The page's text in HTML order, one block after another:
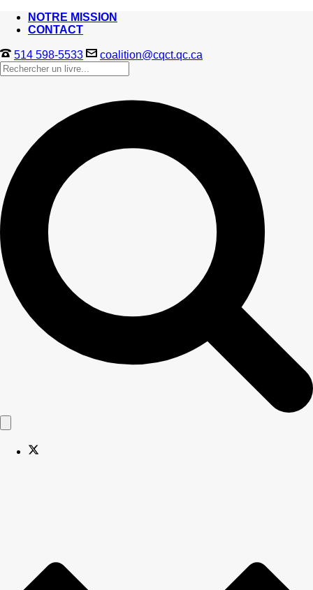
NOTRE MISSION
CONTACT
514 598-5533 coalition@cqct.qc.ca